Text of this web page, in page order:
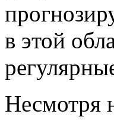
в этой
Несмотря